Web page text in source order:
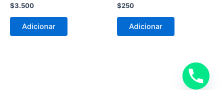
$3.500
Adicionar
$250
Adicionar